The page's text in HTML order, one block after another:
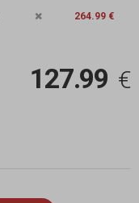
264.99 €
127.99 €